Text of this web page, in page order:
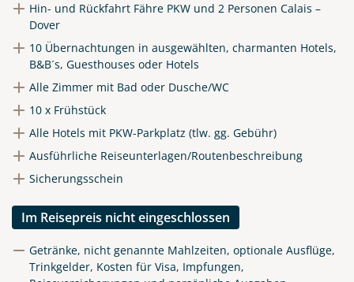
Hin- und Rückfahrt Fähre PKW und 2 Personen Calais –
Dover
10 Übernachtungen in ausgewählten, charmanten Hotels,
B&B´s, Guesthouses oder Hotels
Alle Zimmer mit Bad oder Dusche/WC
10 x Frühstück
Alle Hotels mit PKW-Parkplatz (tlw. gg. Gebühr)
Ausführliche Reiseunterlagen/Routenbeschreibung
Sicherungsschein
Im Reisepreis nicht eingeschlossen
Getränke, nicht genannte Mahlzeiten, optionale Ausflüge,
Trinkgelder, Kosten für Visa, Impfungen,